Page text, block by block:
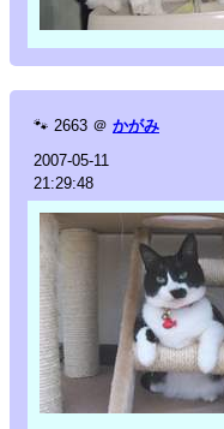
🐾 2663 ＠ かがみ
2007-05-11
21:29:48